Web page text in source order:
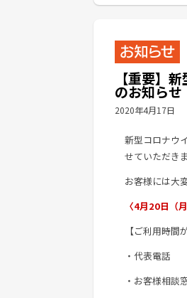
【重要】
のお知らせ
2020年4月17日
新型コロナウ
せていただきま
お客様には大
〈4月20日
【ご利用時間
・代表電話
・お客様相談